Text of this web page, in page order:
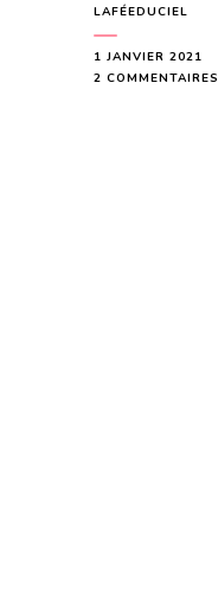
LAFÉEDUCIEL
1 JANVIER 2021
2 COMMENTAIRES